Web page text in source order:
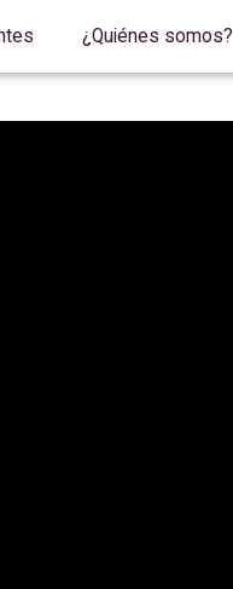
¿Quiénes somos?